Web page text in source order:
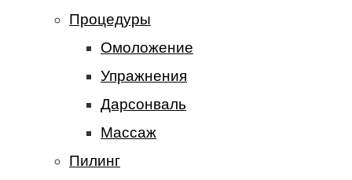
Процедуры
Омоложение
Упражнения
Дарсонваль
Массаж
Пилинг